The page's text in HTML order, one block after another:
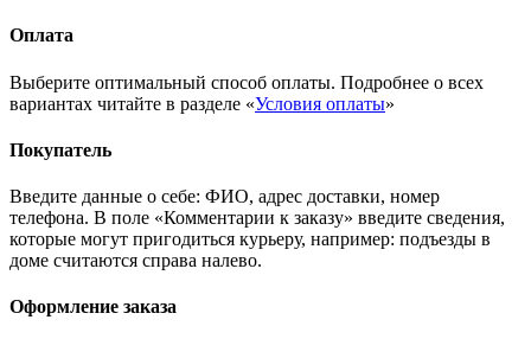
Оплата
Выберите оптимальный способ оплаты. Подробнее о всех
вариантах читайте в разделе «Условия оплаты»
Покупатель
Введите данные о себе: ФИО, адрес доставки, номер
телефона. В поле «Комментарии к заказу» введите сведения,
которые могут пригодиться курьеру, например: подъезды в
доме считаются справа налево.
Оформление заказа